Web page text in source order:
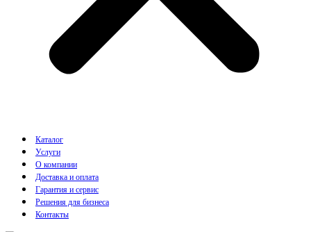
Каталог
Услуги
О компании
Доставка и оплата
Гарантия и сервис
Решения для бизнеса
Контакты